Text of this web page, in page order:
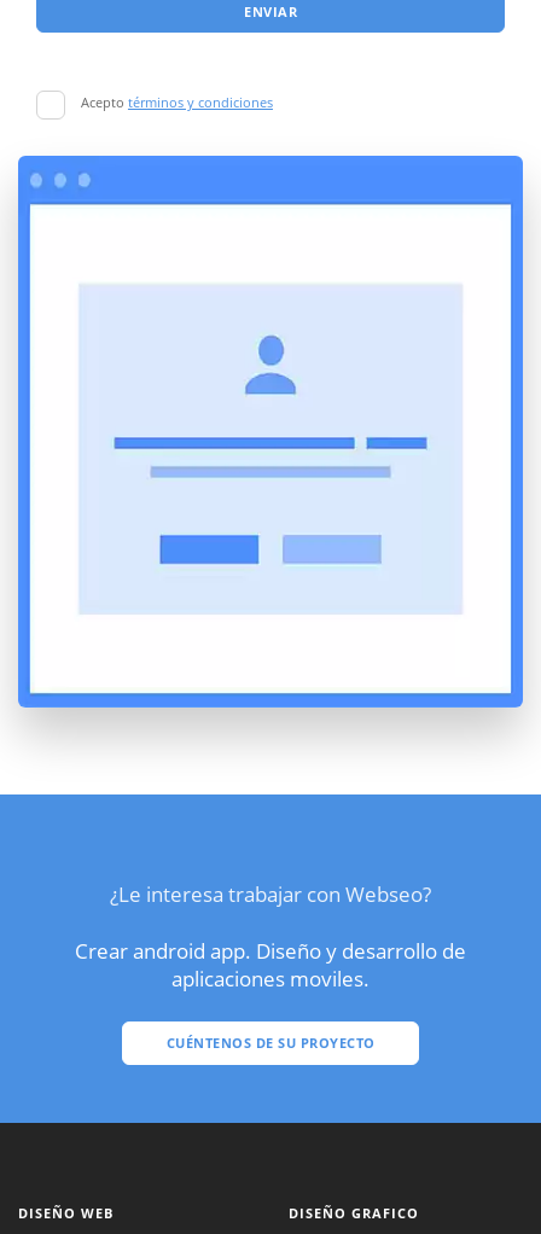
ENVIAR
Acepto términos y condiciones
¿Le interesa trabajar con Webseo?
Crear android app. Diseño y desarrollo de
aplicaciones moviles.
CUÉNTENOS DE SU PROYECTO
DISEÑO WEB DISEÑO GRAFICO